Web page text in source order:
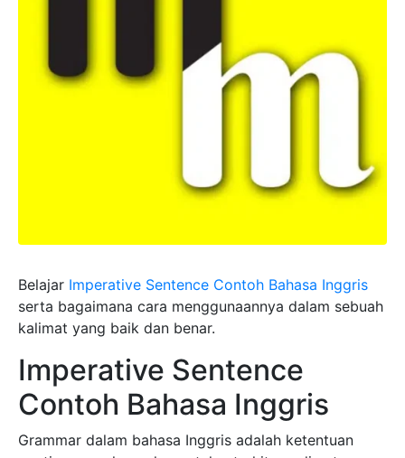
Belajar Imperative Sentence Contoh Bahasa Inggris
serta bagaimana cara menggunaannya dalam sebuah
kalimat yang baik dan benar.
Imperative Sentence
Contoh Bahasa Inggris
Grammar dalam bahasa Inggris adalah ketentuan